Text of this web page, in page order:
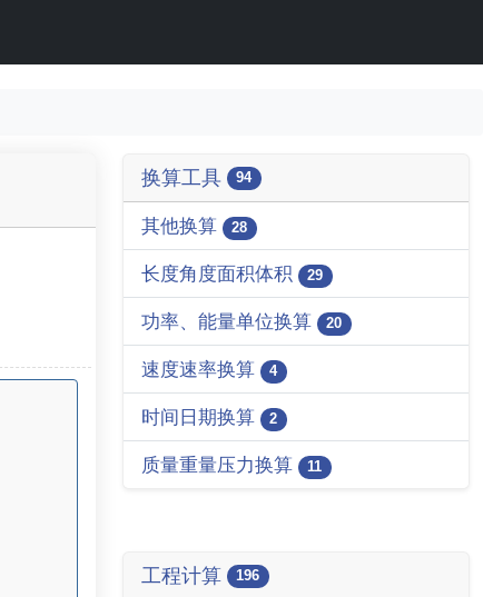
换算工具 94
其他换算 28
长度角度面积体积 29
功率、能量单位换算 20
速度速率换算 4
时间日期换算 2
质量重量压力换算 11
工程计算 196